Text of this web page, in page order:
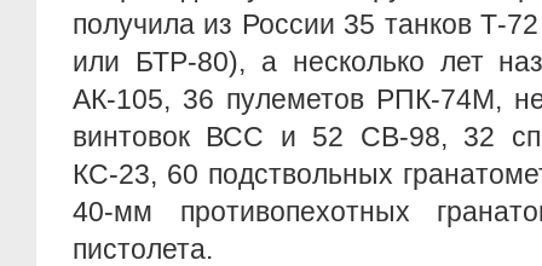
получила из России 35 танков Т-
или БТР-80), а несколько лет
АК-105, 36 пулеметов РПК-74М,
винтовок ВСС и 52 СВ-98, 32
КС-23, 60 подствольных
40-мм противопехотных
пистолета.